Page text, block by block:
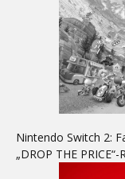
Nintendo Switch 2:
„DROP THE PRICE“-